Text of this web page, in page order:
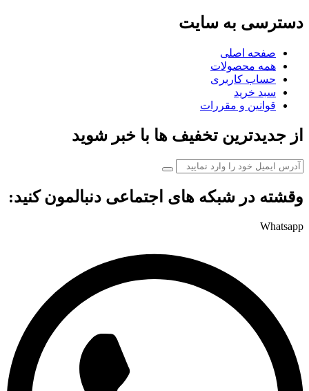
دسترسی به سایت
صفحه اصلی
همه محصولات
حساب کاربری
سبد خرید
قوانین و مقررات
از جدیدترین تخفیف ها با خبر شوید
وقشته در شبکه های اجتماعی دنبالمون کنید:
Whatsapp